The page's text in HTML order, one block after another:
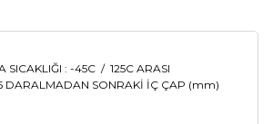
SICAKLIĞI : -45C / 125C ARASI
DARALMADAN SONRAKİ İÇ ÇAP (mm)